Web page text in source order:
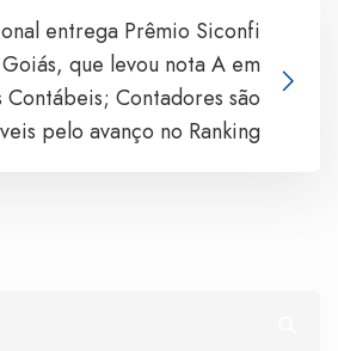
entrega Prêmio Siconfi
que levou nota A em
Contábeis; Contadores são
pelo avanço no Ranking